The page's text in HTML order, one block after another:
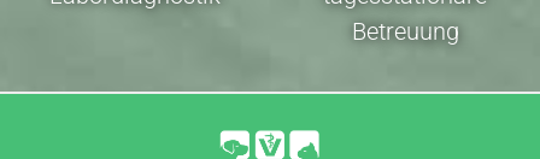
Betreuung